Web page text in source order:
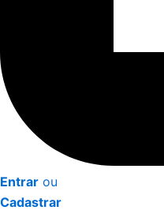
Entrar ou
Cadastrar